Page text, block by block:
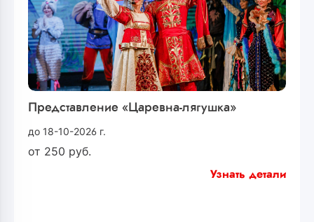
Представление «Царевна-лягушка»
до 18-10-2026 г.
от 250 руб.
Узнать детали